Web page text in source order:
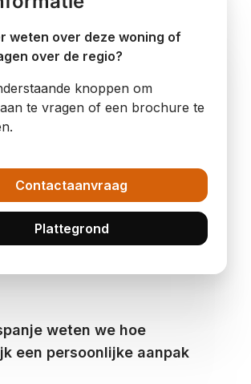
weten over deze woning of
over de regio?
knoppen om
te vragen of een brochure te
Contactaanvraag
Plattegrond
weten we hoe
een persoonlijke aanpak